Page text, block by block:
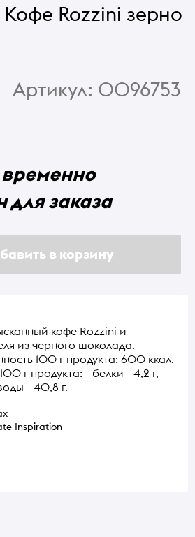
Rozzini зерно
Артикул: 0096753
временно
для заказа
в корзину
кофе Rozzini и
из черного шоколада.
100 г продукта: 600 ккал.
г продукта: - белки - 4,2 г, -
- 40,8 г.
Inspiration